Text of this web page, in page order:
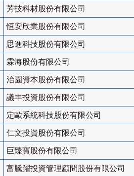
芳技科材股份有限公司
恒安欣業股份有限公司
思進科技股份有限公司
霖海股份有限公司
治園資本股份有限公司
議丰投資股份有限公司
定歐系統科技股份有限公司
仁文投資股份有限公司
巨臻寶股份有限公司
富騰躍投資管理顧問股份有限公司